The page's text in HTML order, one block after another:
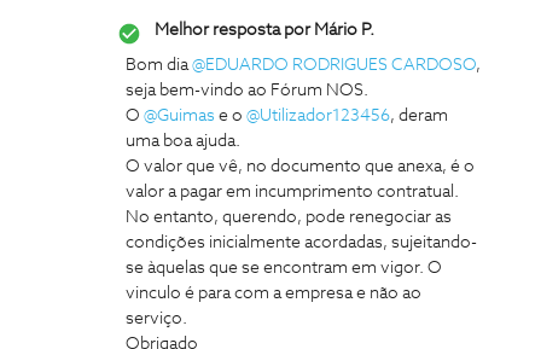
Melhor resposta porMário P.
Bom dia@EDUARDO RODRIGUES CARDOSO,
seja bem-vindo ao Fórum NOS.
O @Guimas e o @Utilizador123456, deram
uma boa ajuda.
O valor que vê, no documento que anexa, é o
valor a pagar em incumprimento contratual.
No entanto, querendo, pode renegociar as
condições inicialmente acordadas, sujeitando-
se àquelas que se encontram em vigor. O
vinculo é para com a empresa e não ao
serviço.
Obrigado